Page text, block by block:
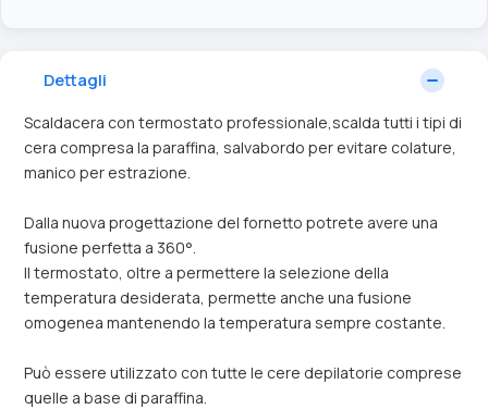
Dettagli
Scaldacera con termostato professionale,scalda tutti i tipi di
cera compresa la paraffina, salvabordo per evitare colature,
manico per estrazione.
Dalla nuova progettazione del fornetto potrete avere una
fusione perfetta a 360°.
Il termostato, oltre a permettere la selezione della
temperatura desiderata, permette anche una fusione
omogenea mantenendo la temperatura sempre costante.
Può essere utilizzato con tutte le cere depilatorie comprese
quelle a base di paraffina.